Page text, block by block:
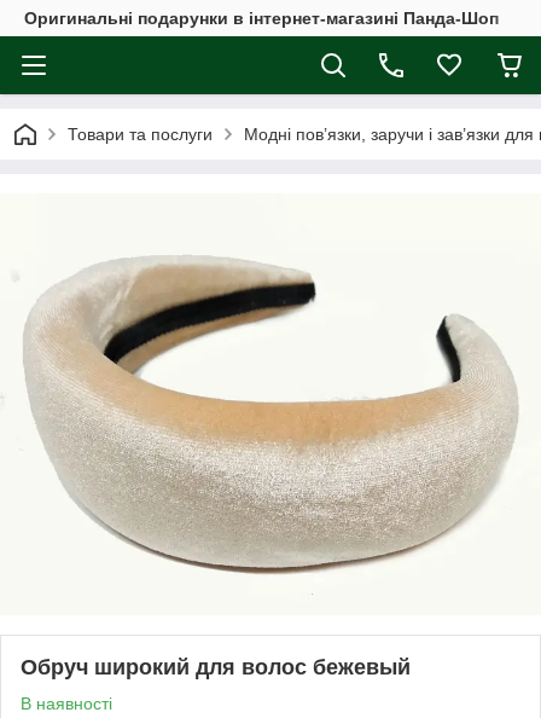
Оригинальні подарунки в інтернет-магазині Панда-Шоп
Товари та послуги Модні пов’язки, заручи і зав’язки
Обруч широкий для волос бежевый
В наявності